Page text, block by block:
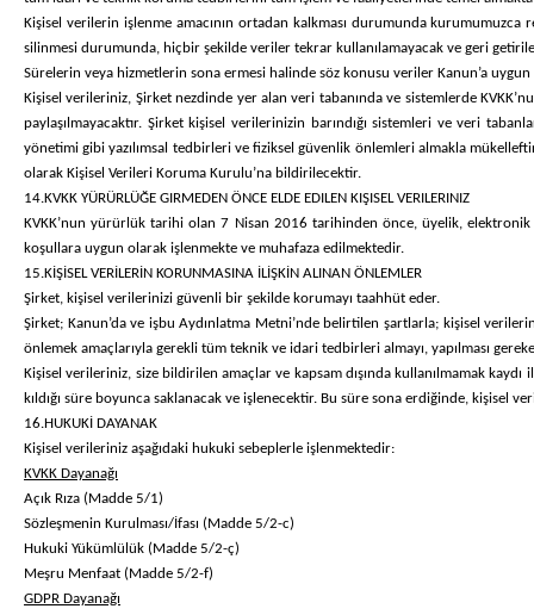
Kişisel verilerin işlenme amacının ortadan kalkması durumunda
silinmesi durumunda, hiçbir şekilde veriler tekrar kullanılamayacak ve geri
Sürelerin veya hizmetlerin sona ermesi halinde söz konusu veriler Kanun’a
Kişisel verileriniz, Şirket nezdinde yer alan veri tabanında ve sistemlerde
paylaşılmayacaktır. Şirket kişisel verilerinizin barındığı sistemleri ve veri
yönetimi gibi yazılımsal tedbirleri ve fiziksel güvenlik önlemleri almakla
olarak Kişisel Verileri Koruma Kurulu’na bildirilecektir.
14.KVKK YÜRÜRLÜĞE GIRMEDEN ÖNCE ELDE EDILEN KIŞISEL VERILERINIZ
KVKK’nun yürürlük tarihi olan 7 Nisan 2016 tarihinden önce, üyelik,
koşullara uygun olarak işlenmekte ve muhafaza edilmektedir.
15.KİŞİSEL VERİLERİN KORUNMASINA İLİŞKİN ALINAN ÖNLEMLER
Şirket, kişisel verilerinizi güvenli bir şekilde korumayı taahhüt eder.
Şirket; Kanun’da ve işbu Aydınlatma Metni’nde belirtilen şartlarla; kişisel
önlemek amaçlarıyla gerekli tüm teknik ve idari tedbirleri almayı, yapılması
Kişisel verileriniz, size bildirilen amaçlar ve kapsam dışında kullanılmamak
kıldığı süre boyunca saklanacak ve işlenecektir. Bu süre sona erdiğinde, kişisel
16.HUKUKİ DAYANAK
Kişisel verileriniz aşağıdaki hukuki sebeplerle işlenmektedir:
KVKK Dayanağı
Açık Rıza (Madde 5/1)
Sözleşmenin Kurulması/İfası (Madde 5/2-c)
Hukuki Yükümlülük (Madde 5/2-ç)
Meşru Menfaat (Madde 5/2-f)
GDPR Dayanağı